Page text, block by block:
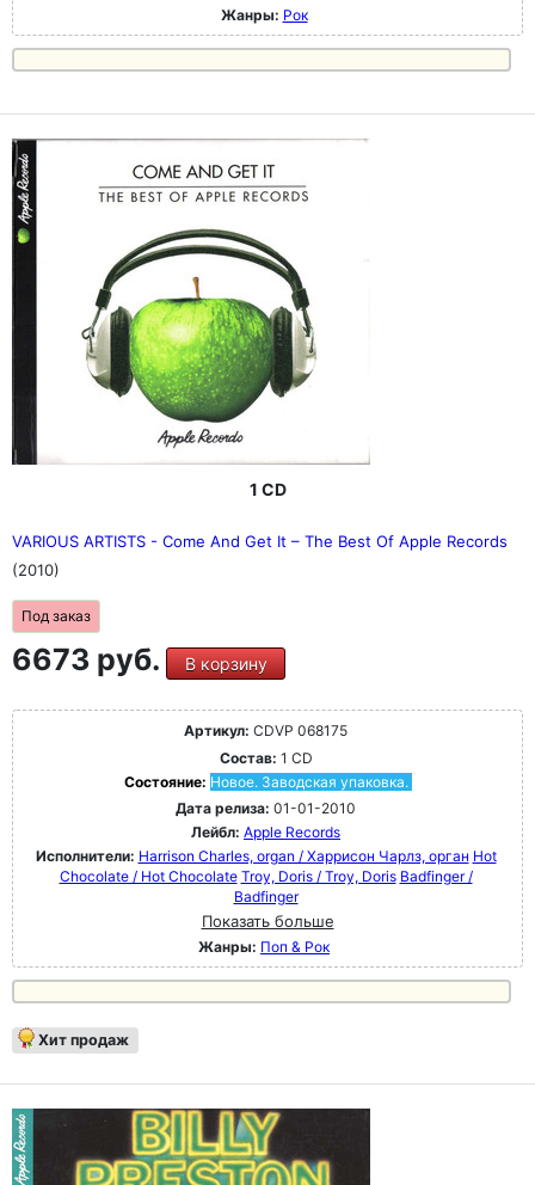
Жанры: Рок
1 CD
VARIOUS ARTISTS - Come And Get It – The Best Of Apple Records
(2010)
Под заказ
6673 руб. В корзину
Артикул: CDVP 068175
Состав: 1 CD
Состояние: Новое. Заводская упаковка.
Дата релиза: 01-01-2010
Лейбл: Apple Records
Исполнители: Harrison Charles, organ / Харрисон Чарлз, орган Hot
Chocolate / Hot Chocolate Troy, Doris / Troy, Doris Badfinger /
Badfinger
Показать больше
Жанры: Поп & Рок
Хит продаж